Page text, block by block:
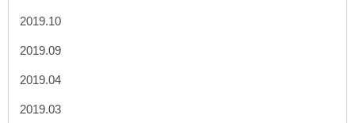
2019.10
2019.09
2019.04
2019.03